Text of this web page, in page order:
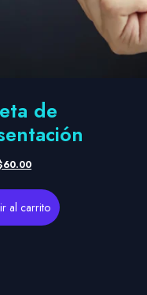
de
60.00
al carrito